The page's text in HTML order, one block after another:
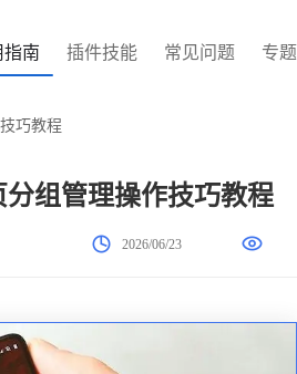
指南 插件技能 常见问题 专题
巧教程
组管理操作技巧教程
2026/06/23